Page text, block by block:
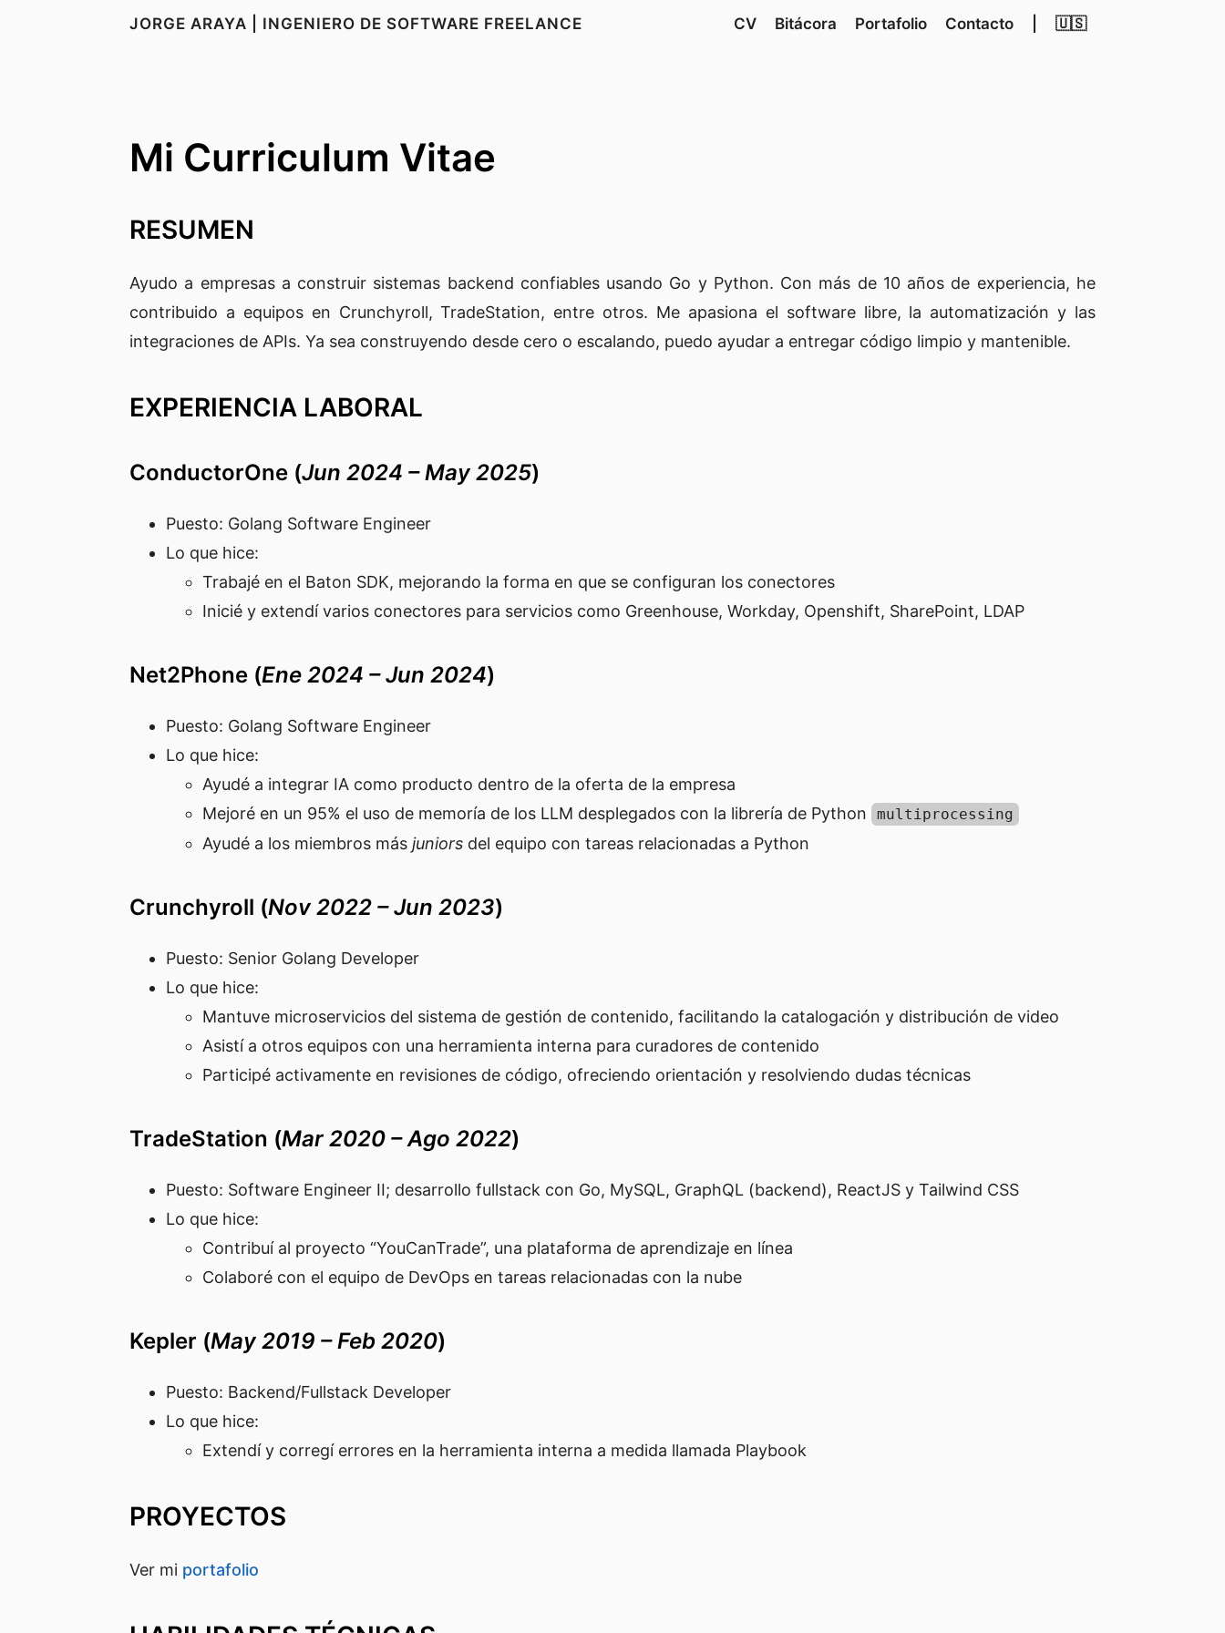
JORGE ARAYA | INGENIERO DE SOFTWARE FREELANCE CV Bitácora Portafolio Contacto 🇺🇸
Mi Curriculum Vitae
RESUMEN
Ayudo a empresas a construir sistemas backend confiables usando Go y Python. Con más de 10 años de experiencia, he
contribuido a equipos en Crunchyroll, TradeStation, entre otros. Me apasiona el software libre, la automatización y las
integraciones de APIs. Ya sea construyendo desde cero o escalando, puedo ayudar a entregar código limpio y mantenible.
EXPERIENCIA LABORAL
ConductorOne (Jun 2024 – May 2025)
Puesto: Golang Software Engineer
Lo que hice:
Trabajé en el Baton SDK, mejorando la forma en que se configuran los conectores
Inicié y extendí varios conectores para servicios como Greenhouse, Workday, Openshift, SharePoint, LDAP
Net2Phone (Ene 2024 – Jun 2024)
Puesto: Golang Software Engineer
Lo que hice:
Ayudé a integrar IA como producto dentro de la oferta de la empresa
Mejoré en un 95% el uso de memoría de los LLM desplegados con la librería de Python
multiprocessing
Ayudé a los miembros más juniors del equipo con tareas relacionadas a Python
Crunchyroll (Nov 2022 – Jun 2023)
Puesto: Senior Golang Developer
Lo que hice:
Mantuve microservicios del sistema de gestión de contenido, facilitando la catalogación y distribución de video
Asistí a otros equipos con una herramienta interna para curadores de contenido
Participé activamente en revisiones de código, ofreciendo orientación y resolviendo dudas técnicas
TradeStation (Mar 2020 – Ago 2022)
Puesto: Software Engineer II; desarrollo fullstack con Go, MySQL, GraphQL (backend), ReactJS y Tailwind CSS
Lo que hice:
Contribuí al proyecto “YouCanTrade”, una plataforma de aprendizaje en línea
Colaboré con el equipo de DevOps en tareas relacionadas con la nube
Kepler (May 2019 – Feb 2020)
Puesto: Backend/Fullstack Developer
Lo que hice:
Extendí y corregí errores en la herramienta interna a medida llamada Playbook
PROYECTOS
Ver mi portafolio